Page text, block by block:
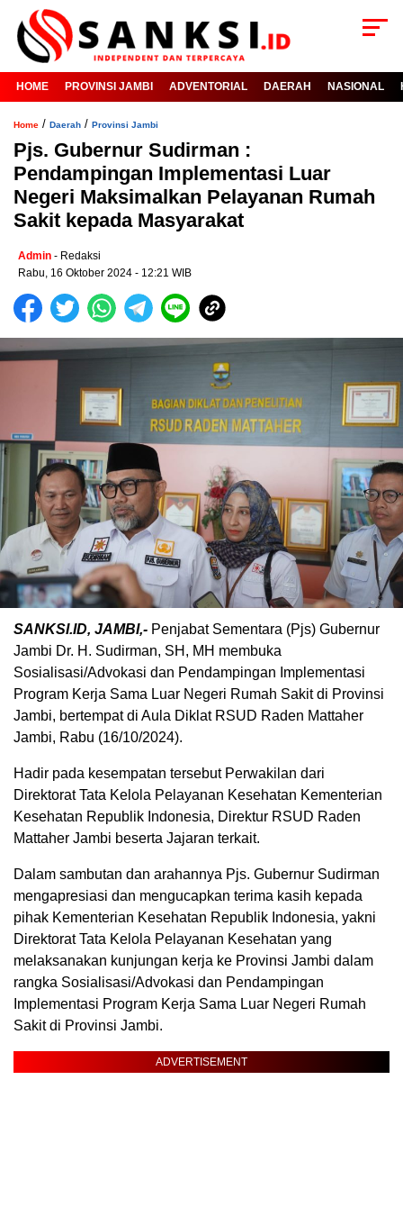
HOME PROVINSI JAMBI ADVENTORIAL DAERAH NASIONAL
Home / Daerah / Provinsi Jambi
Pjs. Gubernur Sudirman :
Pendampingan Implementasi Luar
Negeri Maksimalkan Pelayanan Rumah
Sakit kepada Masyarakat
Admin - Redaksi
Rabu, 16 Oktober 2024 - 12:21 WIB
SANKSI.ID, JAMBI,- Penjabat Sementara (Pjs) Gubernur
Jambi Dr. H. Sudirman, SH, MH membuka
Sosialisasi/Advokasi dan Pendampingan Implementasi
Program Kerja Sama Luar Negeri Rumah Sakit di Provinsi
Jambi, bertempat di Aula Diklat RSUD Raden Mattaher
Jambi, Rabu (16/10/2024).
Hadir pada kesempatan tersebut Perwakilan dari
Direktorat Tata Kelola Pelayanan Kesehatan Kementerian
Kesehatan Republik Indonesia, Direktur RSUD Raden
Mattaher Jambi beserta Jajaran terkait.
Dalam sambutan dan arahannya Pjs. Gubernur Sudirman
mengapresiasi dan mengucapkan terima kasih kepada
pihak Kementerian Kesehatan Republik Indonesia, yakni
Direktorat Tata Kelola Pelayanan Kesehatan yang
melaksanakan kunjungan kerja ke Provinsi Jambi dalam
rangka Sosialisasi/Advokasi dan Pendampingan
Implementasi Program Kerja Sama Luar Negeri Rumah
Sakit di Provinsi Jambi.
ADVERTISEMENT